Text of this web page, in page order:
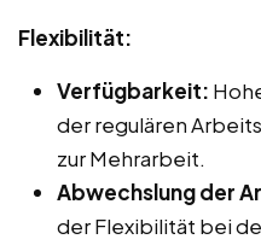
Flexibilität:
Verfügbarkeit:
der regulären
zur Mehrarbeit.
Abwechslung der
der Flexibilität bei